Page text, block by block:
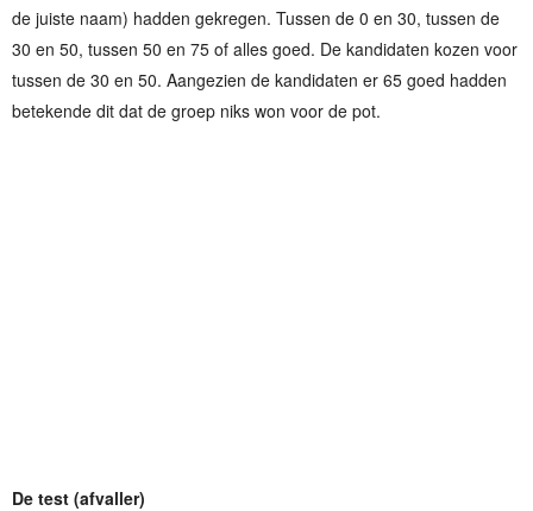
de juiste naam) hadden gekregen. Tussen de 0 en 30, tussen de
30 en 50, tussen 50 en 75 of alles goed. De kandidaten kozen voor
tussen de 30 en 50. Aangezien de kandidaten er 65 goed hadden
betekende dit dat de groep niks won voor de pot.
De test (afvaller)